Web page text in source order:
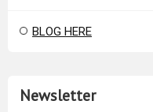
BLOG HERE
Newsletter